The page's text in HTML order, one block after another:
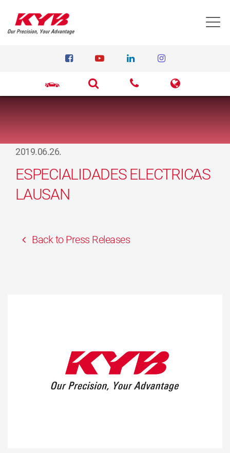
2019.06.26.
ESPECIALIDADES ELECTRICAS
LAUSAN
Back to Press Releases